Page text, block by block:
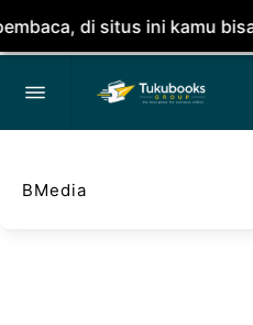
di situs ini kamu bisa
BMedia